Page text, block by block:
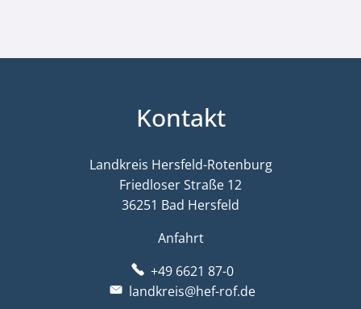
Kontakt
Landkreis Hersfeld-Rotenburg
Friedloser Straße 12
36251 Bad Hersfeld
Anfahrt
+49 6621 87-0
landkreis@hef-rof.de